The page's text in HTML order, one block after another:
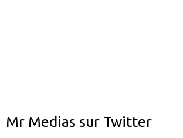
Mr Medias sur Twitter